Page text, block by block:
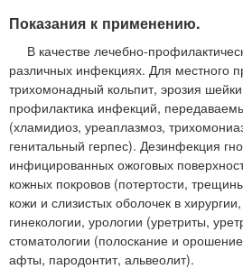
Показания к применению.
В качестве лечебно-
различных инфекциях. Для местного
трихомонадный кольпит, эрозия
профилактика инфекций,
(хламидиоз, уреаплазмоз,
генитальный герпес). Дезинфекция
инфицированных ожоговых
кожных покровов (потертости,
кожи и слизистых оболочек в
гинекологии, урологии (уретриты,
стоматологии (полоскание и
афты, пародонтит, альвеолит).